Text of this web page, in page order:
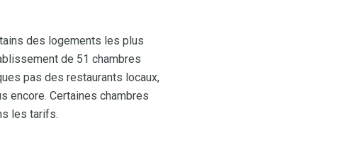
des logements les plus
de 51 chambres
pas des restaurants locaux,
encore. Certaines chambres
les tarifs.